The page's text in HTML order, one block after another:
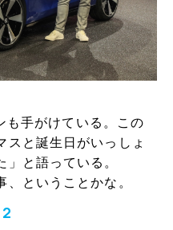
も手がけている。この
スと誕生日がいっしょ
と語っている。
ということかな。
2